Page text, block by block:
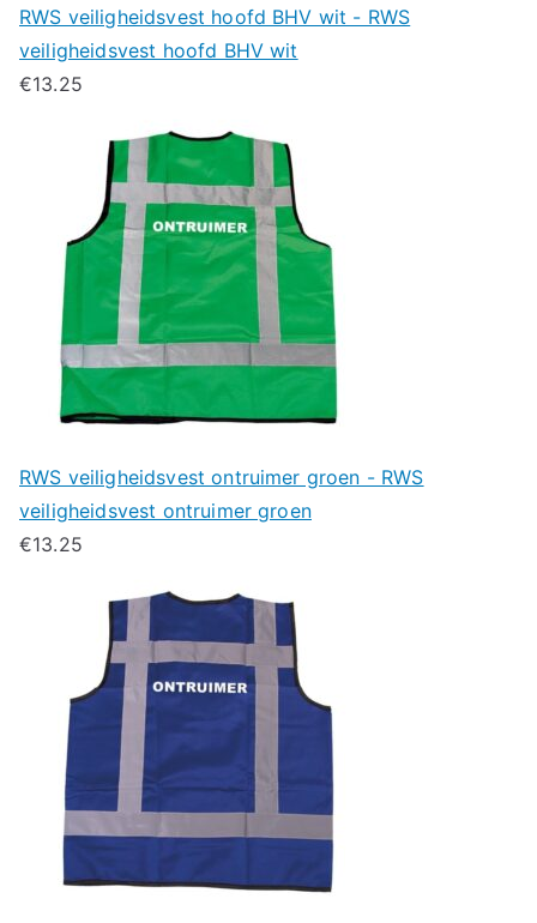
RWS veiligheidsvest hoofd BHV wit - RWS
veiligheidsvest hoofd BHV wit
€13.25
RWS veiligheidsvest ontruimer groen - RWS
veiligheidsvest ontruimer groen
€13.25